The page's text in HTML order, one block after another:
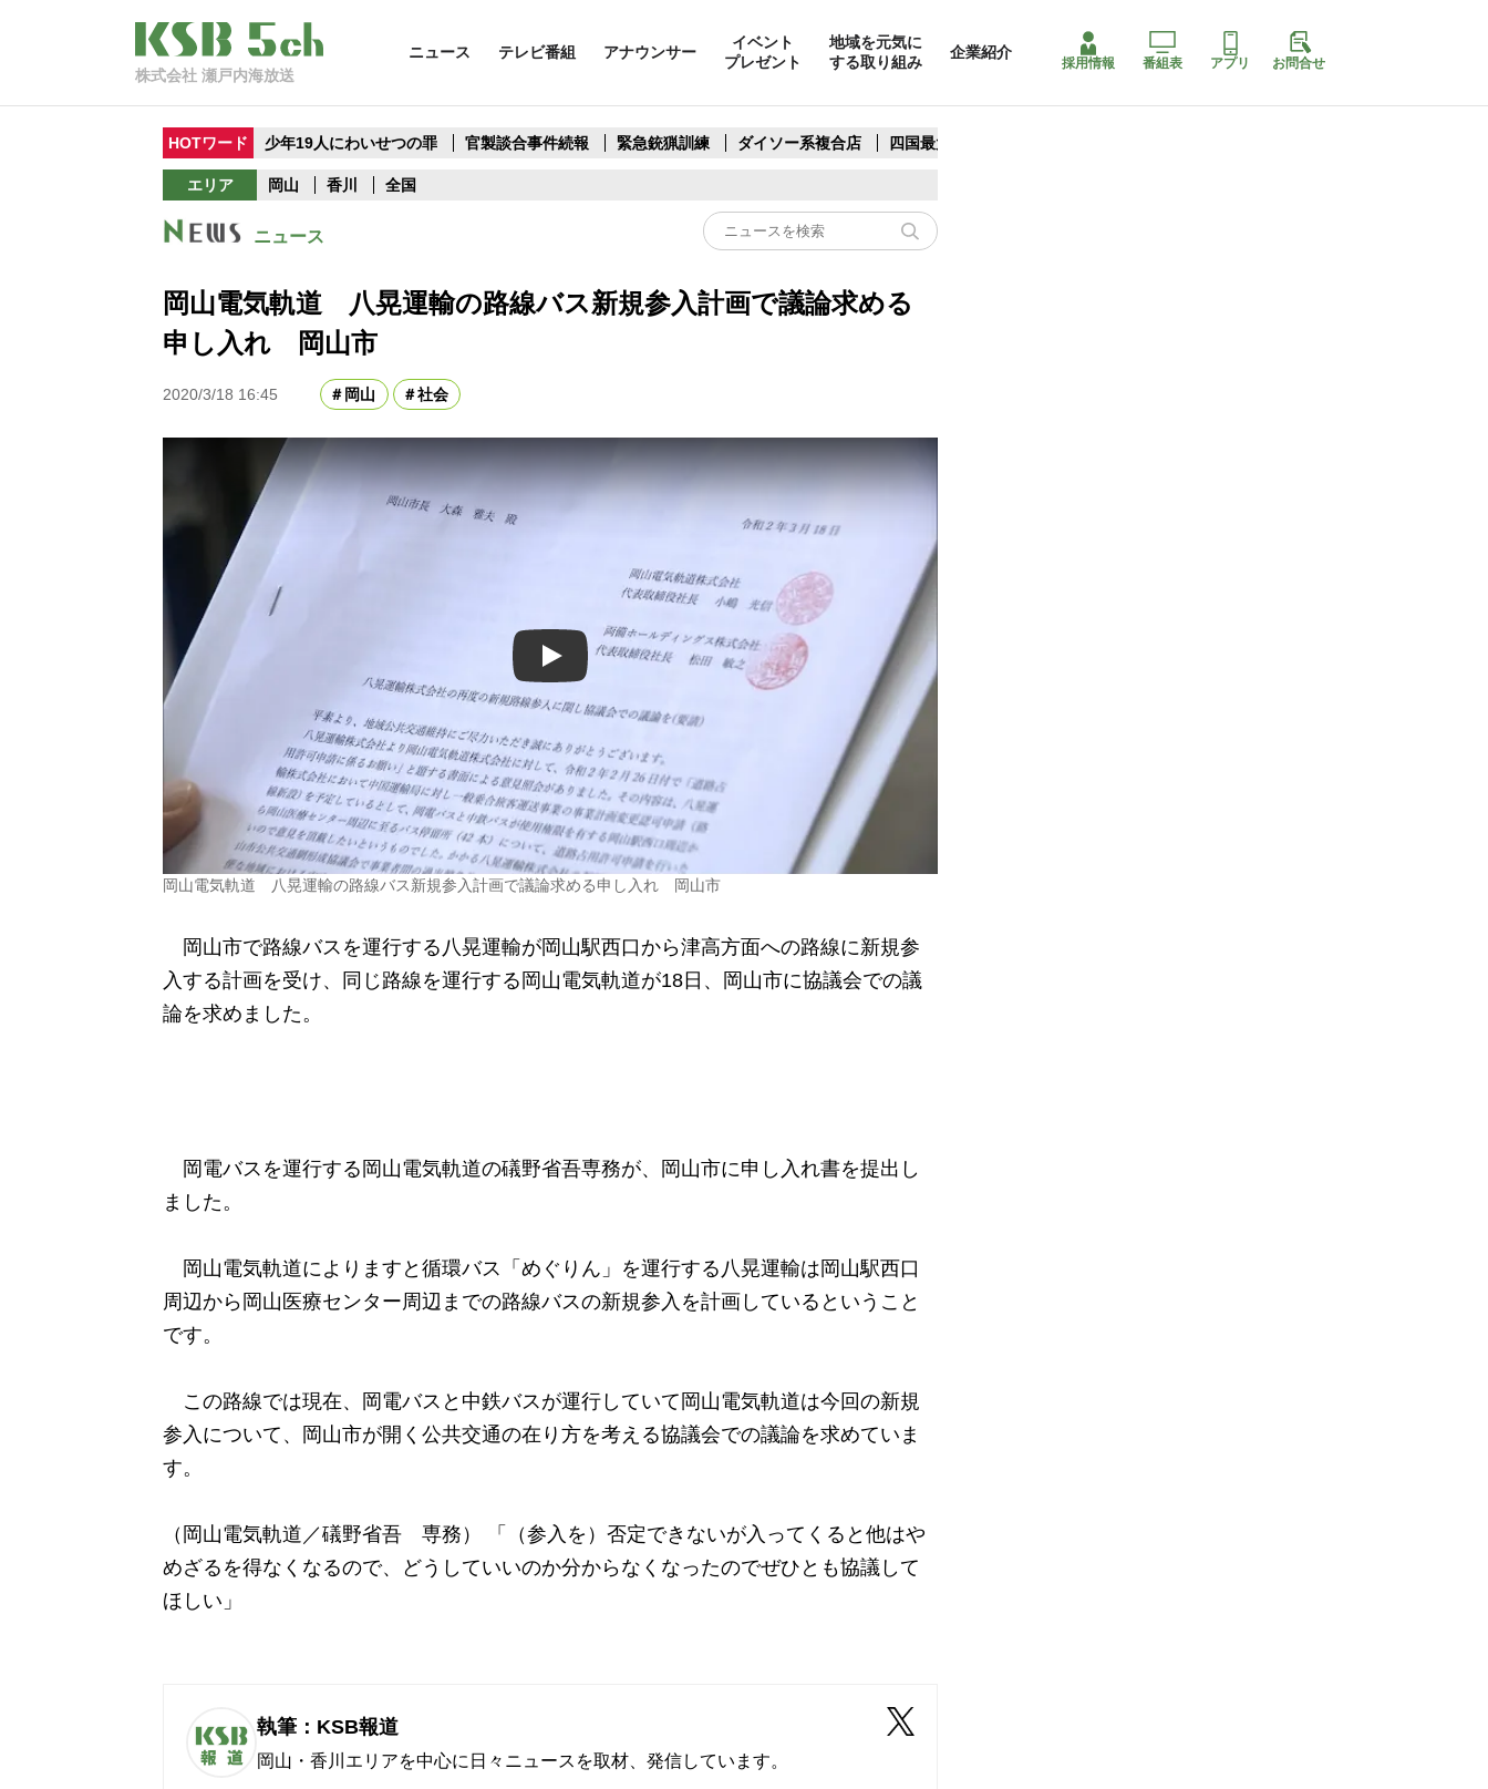
株式会社 瀬戸内海放送
ニュース テレビ番組 アナウンサー
イベント
プレゼント
地域を元気に
する取り組み
企業紹介
採用情報 番組表 アプリ お問合せ
HOTワード 少年19人にわいせつの罪 官製談合事件続報 緊急銃猟訓練 ダイソー系複合店 四国最大スリコ
エリア 岡山 香川 全国
ニュース
岡山電気軌道 八晃運輸の路線バス新規参入計画で議論求める
申し入れ 岡山市
2020/3/18 16:45 岡山 社会
Play
岡山電気軌道 八晃運輸の路線バス新規参入計画で議論求める申し入れ 岡山市
岡山市で路線バスを運行する八晃運輸が岡山駅西口から津高方面への路線に新規参
入する計画を受け、同じ路線を運行する岡山電気軌道が18日、岡山市に協議会での議
論を求めました。
岡電バスを運行する岡山電気軌道の礒野省吾専務が、岡山市に申し入れ書を提出し
ました。
岡山電気軌道によりますと循環バス「めぐりん」を運行する八晃運輸は岡山駅西口
周辺から岡山医療センター周辺までの路線バスの新規参入を計画しているということ
です。
この路線では現在、岡電バスと中鉄バスが運行していて岡山電気軌道は今回の新規
参入について、岡山市が開く公共交通の在り方を考える協議会での議論を求めていま
す。
（岡山電気軌道／礒野省吾 専務） 「（参入を）否定できないが入ってくると他はや
めざるを得なくなるので、どうしていいのか分からなくなったのでぜひとも協議して
ほしい」
執筆：KSB報道
岡山・香川エリアを中心に日々ニュースを取材、発信しています。